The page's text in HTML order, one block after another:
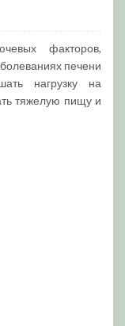
факторов,
печени
нагрузку на
тяжелую пищу и